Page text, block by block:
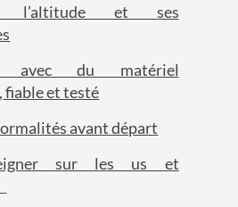
l’altitude et ses
avec du matériel
,fiableet testé
avant départ
sur les us et